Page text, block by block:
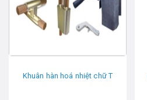
Khuân hàn hoá nhiệt chữ T